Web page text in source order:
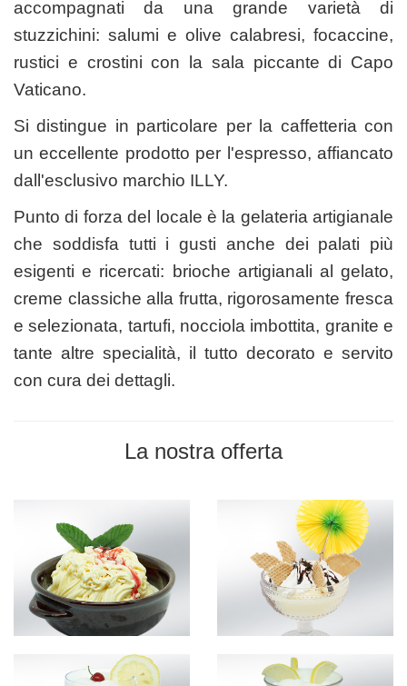
accompagnati da una grande varietà di
stuzzichini: salumi e olive calabresi, focaccine,
rustici e crostini con la sala piccante di Capo
Vaticano.
Si distingue in particolare per la caffetteria con
un eccellente prodotto per l'espresso, affiancato
dall'esclusivo marchio ILLY.
Punto di forza del locale è la gelateria artigianale
che soddisfa tutti i gusti anche dei palati più
esigenti e ricercati: brioche artigianali al gelato,
creme classiche alla frutta, rigorosamente fresca
e selezionata, tartufi, nocciola imbottita, granite e
tante altre specialità, il tutto decorato e servito
con cura dei dettagli.
La nostra offerta